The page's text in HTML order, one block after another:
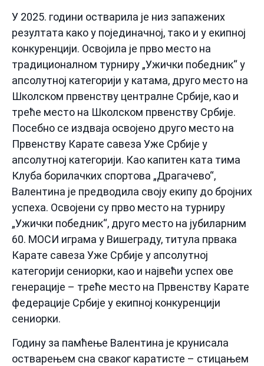
У 2025. години остварила је низ запажених
резултата како у појединачној, тако и у екипној
конкуренцији. Освојила је прво место на
традиционалном турниру „Ужички победник“ у
апсолутној категорији у катама, друго место на
Школском првенству централне Србије, као и
треће место на Школском првенству Србије.
Посебно се издваја освојено друго место на
Првенству Карате савеза Уже Србије у
апсолутној категорији. Као капитен ката тима
Клуба борилачких спортова „Драгачево“,
Валентина је предводила своју екипу до бројних
успеха. Освојени су прво место на турниру
„Ужички победник“, друго место на јубиларним
60. МОСИ играма у Вишеграду, титула првака
Карате савеза Уже Србије у апсолутној
категорији сениорки, као и највећи успех ове
генерације – треће место на Првенству Карате
федерације Србије у екипној конкуренцији
сениорки.
Годину за памћење Валентина је крунисала
остварењем сна сваког каратисте – стицањем